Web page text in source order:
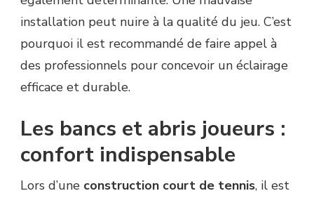
installation peut nuire à la qualité du jeu. C’est
pourquoi il est recommandé de faire appel à
des professionnels pour concevoir un éclairage
efficace et durable.
Les bancs et abris joueurs :
confort indispensable
Lors d’une construction court de tennis, il est